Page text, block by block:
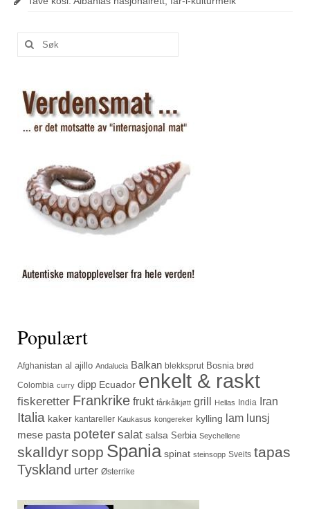
Populært
Afghanistan al ajillo Andalucia Balkan blekksprut Bosnia brød
Colombia curry dipp Ecuador enkelt & raskt
fiskeretter Frankrike frukt fårikålkjøtt grill Hellas India Iran
Italia kaker kantareller Kaukasus kongereker kylling lam lunsj
mese pasta poteter salat salsa Serbia Seychellene
skalldyrsopp Spania spinat steinsopp Sveits tapas
Tyskland urter Østerrike